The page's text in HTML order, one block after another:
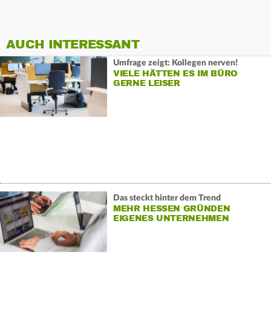
AUCH INTERESSANT
Umfrage zeigt: Kollegen nerven!
VIELE HÄTTEN ES IM BÜRO
GERNE LEISER
Das steckt hinter dem Trend
MEHR HESSEN GRÜNDEN
EIGENES UNTERNEHMEN